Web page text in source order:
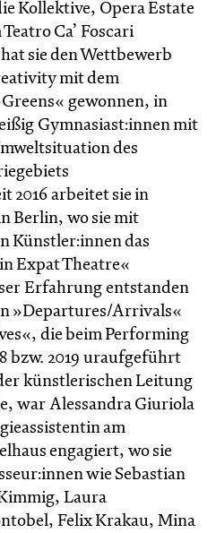
Kollektive, Opera Estate
Ca’ Foscari
sie den Wettbewerb
mit dem
gewonnen, in
Gymnasiast:innen mit
des
2016 arbeitet sie in
Berlin, wo sie mit
Künstler:innen das
Expat Theatre«
Erfahrung entstanden
»Departures/Arrivals«
die beim Performing
bzw. 2019 uraufgeführt
künstlerischen Leitung
war Alessandra Giuriola
am
engagiert, wo sie
wie Sebastian
Laura
Felix Krakau, Mina